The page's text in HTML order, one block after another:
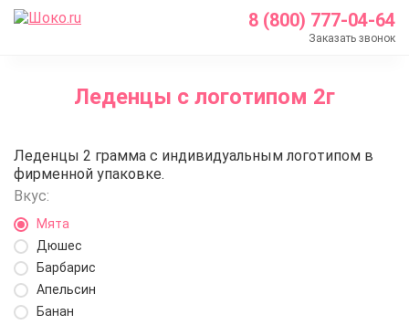
8 (800) 777-04-64
Заказать звонок
Каталог
Леденцы с логотипом 2г
Леденцы с логотипом 2г
Леденцы с логотипом 2г
Леденцы 2 грамма с индивидуальным логотипом в
фирменной упаковке.
Вкус:
Мята
Дюшес
Барбарис
Апельсин
Банан